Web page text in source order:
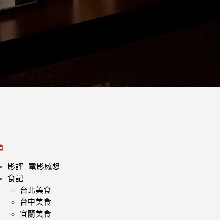
影評 | 電影感想
食記
台北美食
台中美食
宜蘭美食